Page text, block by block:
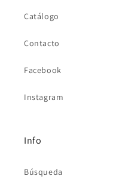
Catálogo
Contacto
Facebook
Instagram
Info
Búsqueda